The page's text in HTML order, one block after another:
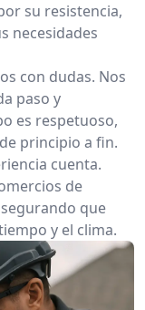
su resistencia,
necesidades
con dudas. Nos
paso y
es respetuoso,
principio a fin.
cuenta.
de
que
y el clima.